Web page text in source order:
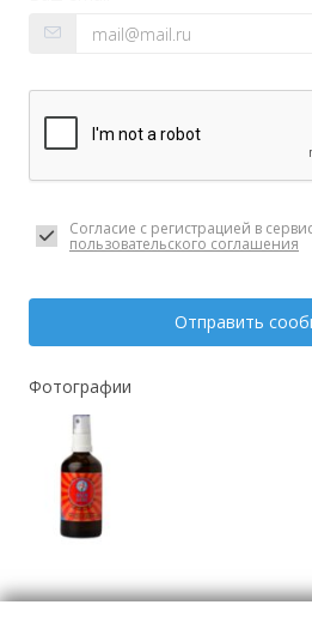
Согласие с регистрацией в
пользовательского соглашения
Отправить
Фотографии
Косметика